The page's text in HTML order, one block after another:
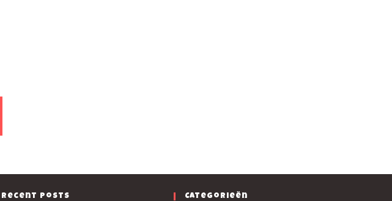
Recent Posts Categorieën